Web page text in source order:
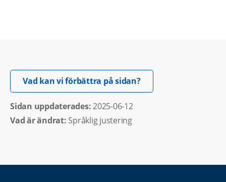
Vad kan vi förbättra på sidan?Öppnas i nytt fönster.
Sidan uppdaterades: 2025-06-12
Vad är ändrat: Språklig justering